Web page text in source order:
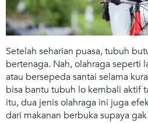
Setelah seharian puasa, tubuh
bertenaga. Nah, olahraga seperti
atau bersepeda santai selama
bisa bantu tubuh lo kembali aktif
itu, dua jenis olahraga ini juga
dari makanan berbuka supaya